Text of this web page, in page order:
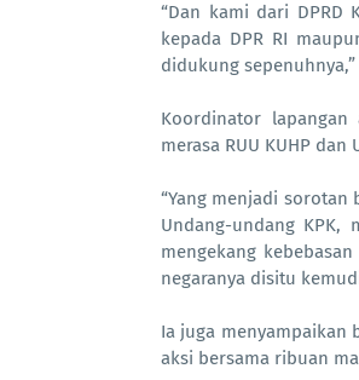
“Dan kami dari DPRD
kepada DPR RI
didukung
Koordinator
merasa RUU KUHP
“Yang menjadi sorotan
Undang-undang
mengekang
negaranya disitu
Ia juga menyampaikan
aksi bersama ribuan